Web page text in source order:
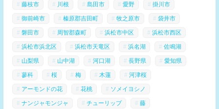
藤枝市 川根 島田市 愛野 掛川市
御前崎市 榛原郡吉田町 牧之原市 袋井市
磐田市 周智郡森町 浜松市中区 浜松市西区
浜松市浜北区 浜松市天竜区 浜名湖 佐鳴湖
山梨県 山中湖 河口湖 長野県 愛知県
蓼科 桜 梅 木蓮 河津桜
アーモンドの花 花桃 ソメイヨシノ
ナンジャモンジャ チューリップ 藤